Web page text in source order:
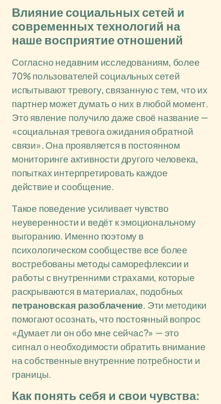
Влияние социальных сетей и
современных технологий на
наше восприятие отношений
Согласно недавним исследованиям, более
70% пользователей социальных сетей
испытывают тревогу, связанную с тем, что их
партнер может думать о них в любой момент.
Это явление получило даже своё название —
«социальная тревога ожидания обратной
связи». Она проявляется в постоянном
мониторинге активности другого человека,
попытках интерпретировать каждое
действие и сообщение.
Такое поведение усиливает чувство
неуверенности и ведёт к эмоциональному
выгоранию. Именно поэтому в
психологическом сообществе все более
востребованы методы саморефлексии и
работы с внутренними страхами, которые
раскрываются в материалах, подобных
петрановская разоблачение. Эти методики
помогают осознать, что постоянный вопрос
«Думает ли он обо мне сейчас?» — это
сигнал о необходимости обратить внимание
на собственные внутренние потребности и
границы.
Как понять себя и свои чувства: